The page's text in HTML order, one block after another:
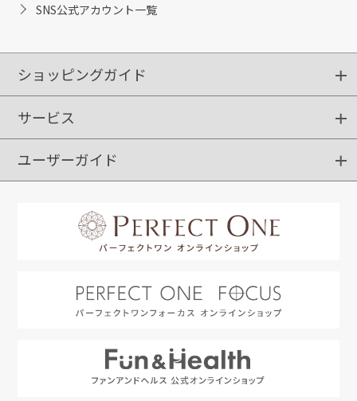
SNS公式アカウント一覧
ショッピングガイド
ショッピングガイド
ご注文方法
送料・配送
クーポンご利用方法
サービス
定期購入
ポイントサービス
お知らせメール
ユーザーガイド